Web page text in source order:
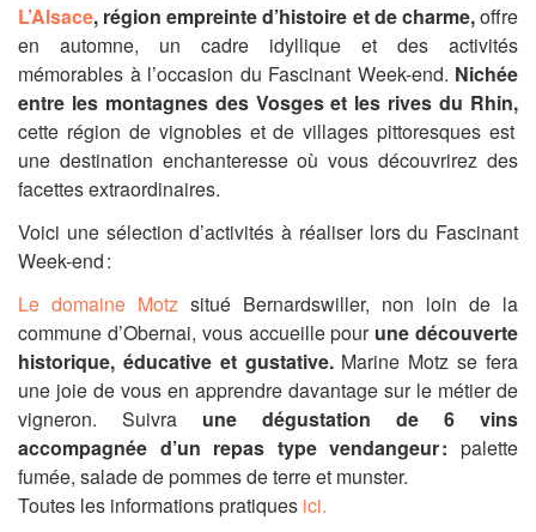
L’Alsace, région empreinte d’histoire et de charme,offre
en automne, un cadre idyllique et des activités
mémorables à l’occasion du Fascinant Week-end. Nichée
entre les montagnes des Vosges et les rives du Rhin,
cette région de vignobles et de villages pittoresques est
une destination enchanteresse où vous découvrirez des
facettes extraordinaires.
Voici une sélection d’activités à réaliser lors du Fascinant
Week-end :
Le domaine Motz situé Bernardswiller, non loin de la
commune d’Obernai, vous accueille pour une découverte
historique, éducative et gustative.Marine Motz se fera
une joie de vous en apprendre davantage sur le métier de
vigneron. Suivra une dégustation de 6 vins
accompagnée d’un repas type vendangeur : palette
fumée, salade de pommes de terre et munster.
Toutes les informations pratiques ici.